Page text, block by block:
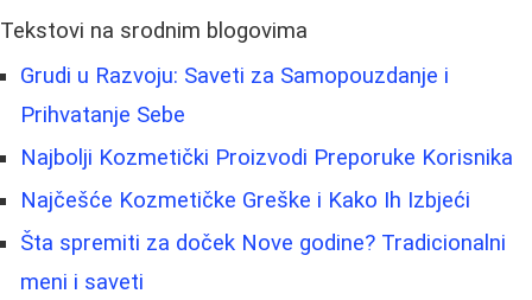
Tekstovi na srodnim blogovima
Grudi u Razvoju: Saveti za Samopouzdanje i
Prihvatanje Sebe
Najbolji Kozmetički Proizvodi Preporuke Korisnika
Najčešće Kozmetičke Greške i Kako Ih Izbjeći
Šta spremiti za doček Nove godine? Tradicionalni
meni i saveti